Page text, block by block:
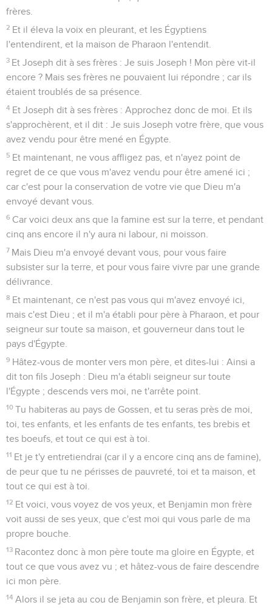
frères.
2 Et il éleva la voix en pleurant, et les Égyptiens
l'entendirent, et la maison de Pharaon l'entendit.
3 Et Joseph dit à ses frères : Je suis Joseph ! Mon père vit-il
encore ? Mais ses frères ne pouvaient lui répondre ; car ils
étaient troublés de sa présence.
4 Et Joseph dit à ses frères : Approchez donc de moi. Et ils
s'approchèrent, et il dit : Je suis Joseph votre frère, que vous
avez vendu pour être mené en Égypte.
5 Et maintenant, ne vous affligez pas, et n'ayez point de
regret de ce que vous m'avez vendu pour être amené ici ;
car c'est pour la conservation de votre vie que Dieu m'a
envoyé devant vous.
6 Car voici deux ans que la famine est sur la terre, et pendant
cinq ans encore il n'y aura ni labour, ni moisson.
7 Mais Dieu m'a envoyé devant vous, pour vous faire
subsister sur la terre, et pour vous faire vivre par une grande
délivrance.
8 Et maintenant, ce n'est pas vous qui m'avez envoyé ici,
mais c'est Dieu ; et il m'a établi pour père à Pharaon, et pour
seigneur sur toute sa maison, et gouverneur dans tout le
pays d'Égypte.
9 Hâtez-vous de monter vers mon père, et dites-lui : Ainsi a
dit ton fils Joseph : Dieu m'a établi seigneur sur toute
l'Égypte ; descends vers moi, ne t'arrête point.
10 Tu habiteras au pays de Gossen, et tu seras près de moi,
toi, tes enfants, et les enfants de tes enfants, tes brebis et
tes boeufs, et tout ce qui est à toi.
11 Et je t'y entretiendrai (car il y a encore cinq ans de famine),
de peur que tu ne périsses de pauvreté, toi et ta maison, et
tout ce qui est à toi.
12 Et voici, vous voyez de vos yeux, et Benjamin mon frère
voit aussi de ses yeux, que c'est moi qui vous parle de ma
propre bouche.
13 Racontez donc à mon père toute ma gloire en Égypte, et
tout ce que vous avez vu ; et hâtez-vous de faire descendre
ici mon père.
14 Alors il se jeta au cou de Benjamin son frère, et pleura. Et